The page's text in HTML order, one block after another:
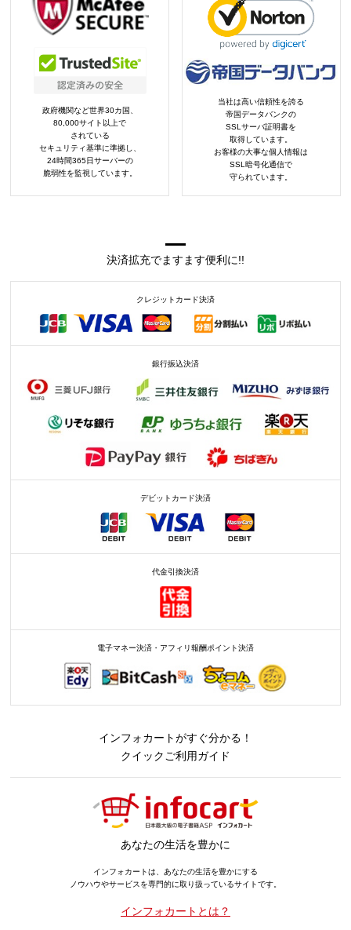
政府機関など世界30カ国、
80,000サイト以上で
されている
セキュリティ基準に準拠し、
24時間365日サーバーの
脆弱性を監視しています。
当社は高い信頼性を誇る
帝国データバンクの
SSLサーバ証明書を
取得しています。
お客様の大事な個人情報は
SSL暗号化通信で
守られています。
決済拡充でますます便利に!!
クレジットカード決済
銀行振込決済
デビットカード決済
代金引換決済
電子マネー決済・アフィリ報酬ポイント決済
インフォカートがすぐ分かる！
クイックご利用ガイド
あなたの生活を豊かに
インフォカートは、あなたの生活を豊かにする
ノウハウやサービスを専門的に取り扱っているサイトです。
インフォカートとは？